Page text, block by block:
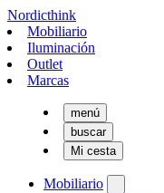
Nordicthink
Mobiliario
Iluminación
Outlet
Marcas
menú
buscar
Mi cesta
Mobiliario